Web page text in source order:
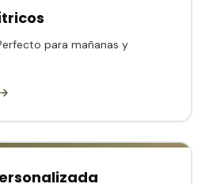
para mañanas y